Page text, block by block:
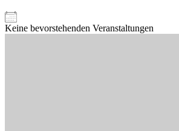
Keine bevorstehenden Veranstaltungen